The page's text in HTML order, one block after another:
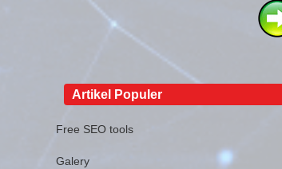
Artikel Populer
Free SEO tools
Galery